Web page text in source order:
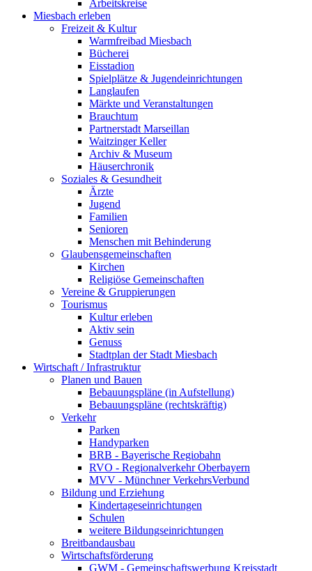
Arbeitskreise
Miesbach erleben
Freizeit & Kultur
Warmfreibad Miesbach
Bücherei
Eisstadion
Spielplätze & Jugendeinrichtungen
Langlaufen
Märkte und Veranstaltungen
Brauchtum
Partnerstadt Marseillan
Waitzinger Keller
Archiv & Museum
Häuserchronik
Soziales & Gesundheit
Ärzte
Jugend
Familien
Senioren
Menschen mit Behinderung
Glaubensgemeinschaften
Kirchen
Religiöse Gemeinschaften
Vereine & Gruppierungen
Tourismus
Kultur erleben
Aktiv sein
Genuss
Stadtplan der Stadt Miesbach
Wirtschaft / Infrastruktur
Planen und Bauen
Bebauungspläne (in Aufstellung)
Bebauungspläne (rechtskräftig)
Verkehr
Parken
Handyparken
BRB - Bayerische Regiobahn
RVO - Regionalverkehr Oberbayern
MVV - Münchner VerkehrsVerbund
Bildung und Erziehung
Kindertageseinrichtungen
Schulen
weitere Bildungseinrichtungen
Breitbandausbau
Wirtschaftsförderung
GWM - Gemeinschaftswerbung Kreisstadt